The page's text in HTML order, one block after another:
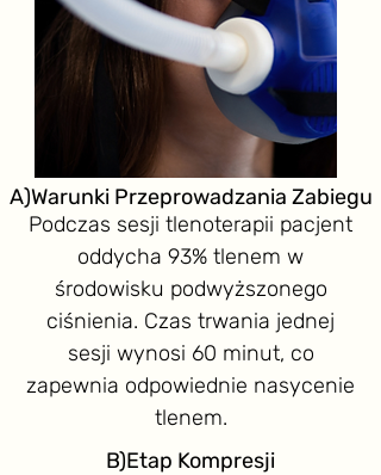
A)Warunki Przeprowadzania Zabiegu
Podczas sesji tlenoterapii pacjent
oddycha 93% tlenem w
środowisku podwyższonego
ciśnienia. Czas trwania jednej
sesji wynosi 60 minut, co
zapewnia odpowiednie nasycenie
tlenem.
B)Etap Kompresji